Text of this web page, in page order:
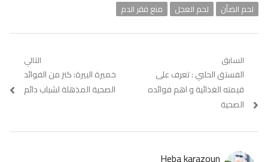
لحم الضأن
لحم العجل منع فقر الدم
تصفّح
المقالات
السابق
Previous
post:
الفستق الحلبي : تعرف على
قيمته الغذائية و اهم فوائده
الصحية
التالي
Next
post:
خميرة البيرة: كنز من الفوائد
الصحية المذهلة لشباب دائم
Heba karazoun